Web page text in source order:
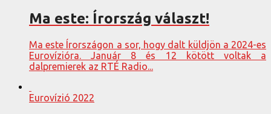
Ma este: Írország választ!
Ma este Írországon a sor, hogy dalt küldjön a 2024-es
Eurovízióra. Január 8 és 12 kötött voltak a
dalpremierek az RTÉ Radio...
Eurovízió 2022